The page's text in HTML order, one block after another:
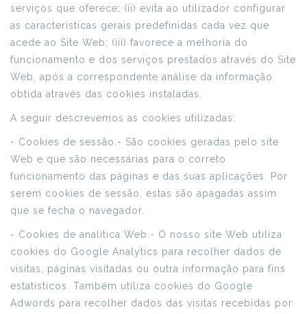
serviços que oferece; (ii) evita ao utilizador configurar
as características gerais predefinidas cada vez que
acede ao Site Web; (iii) favorece a melhoria do
funcionamento e dos serviços prestados através do Site
Web, após a correspondente análise da informação
obtida através das cookies instaladas.
A seguir descrevemos as cookies utilizadas:
- Cookies de sessão.- São cookies geradas pelo site
Web e que são necessárias para o correto
funcionamento das páginas e das suas aplicações. Por
serem cookies de sessão, estas são apagadas assim
que se fecha o navegador.
- Cookies de analítica Web.- O nosso site Web utiliza
cookies do Google Analytics para recolher dados de
visitas, páginas visitadas ou outra informação para fins
estatísticos. Também utiliza cookies do Google
Adwords para recolher dados das visitas recebidas por